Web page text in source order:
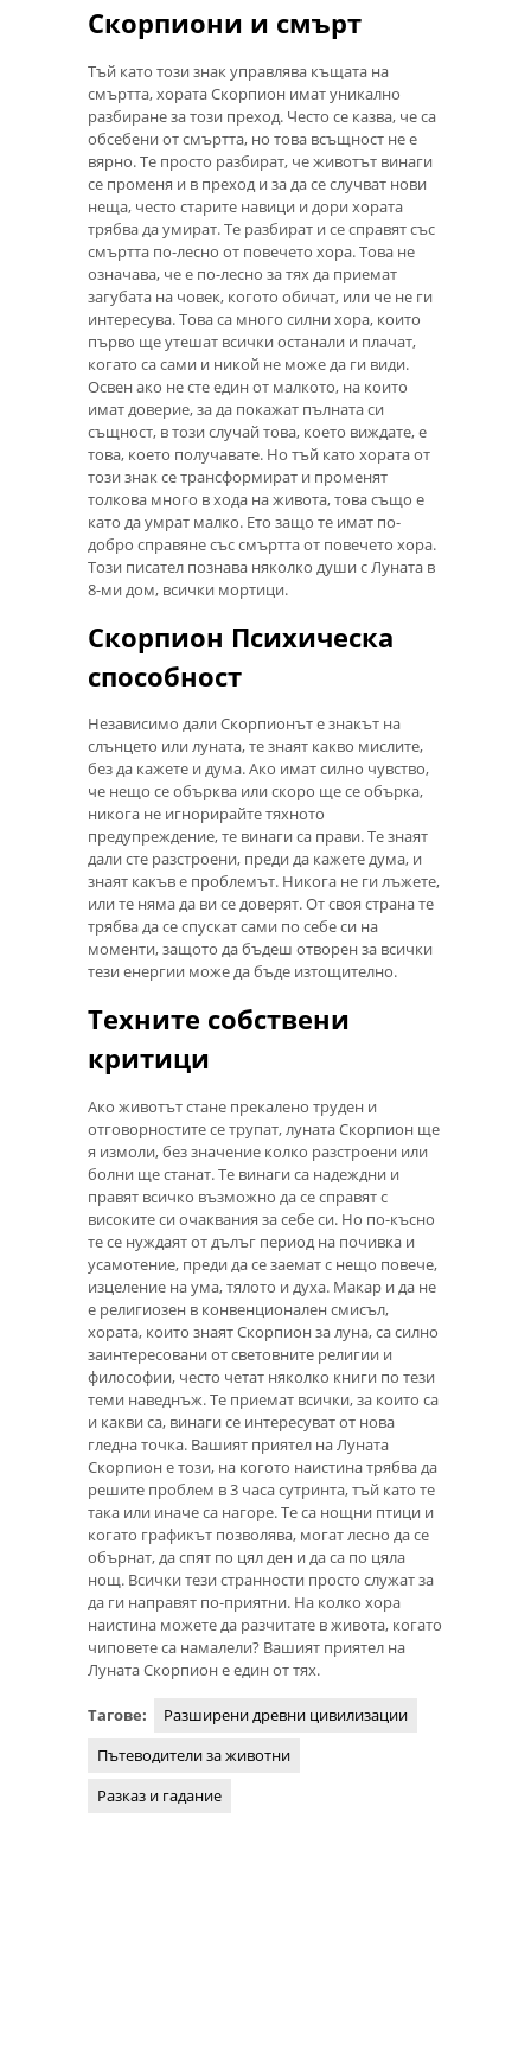
Скорпиони и смърт
Тъй като този знак управлява къщата на
смъртта, хората Скорпион имат уникално
разбиране за този преход. Често се казва, че са
обсебени от смъртта, но това всъщност не е
вярно. Те просто разбират, че животът винаги
се променя и в преход и за да се случват нови
неща, често старите навици и дори хората
трябва да умират. Те разбират и се справят със
смъртта по-лесно от повечето хора. Това не
означава, че е по-лесно за тях да приемат
загубата на човек, когото обичат, или че не ги
интересува. Това са много силни хора, които
първо ще утешат всички останали и плачат,
когато са сами и никой не може да ги види.
Освен ако не сте един от малкото, на които
имат доверие, за да покажат пълната си
същност, в този случай това, което виждате, е
това, което получавате. Но тъй като хората от
този знак се трансформират и променят
толкова много в хода на живота, това също е
като да умрат малко. Ето защо те имат по-
добро справяне със смъртта от повечето хора.
Този писател познава няколко души с Луната в
8-ми дом, всички мортици.
Скорпион Психическа
способност
Независимо дали Скорпионът е знакът на
слънцето или луната, те знаят какво мислите,
без да кажете и дума. Ако имат силно чувство,
че нещо се обърква или скоро ще се обърка,
никога не игнорирайте тяхното
предупреждение, те винаги са прави. Те знаят
дали сте разстроени, преди да кажете дума, и
знаят какъв е проблемът. Никога не ги лъжете,
или те няма да ви се доверят. От своя страна те
трябва да се спускат сами по себе си на
моменти, защото да бъдеш отворен за всички
тези енергии може да бъде изтощително.
Техните собствени
критици
Ако животът стане прекалено труден и
отговорностите се трупат, луната Скорпион ще
я измоли, без значение колко разстроени или
болни ще станат. Те винаги са надеждни и
правят всичко възможно да се справят с
високите си очаквания за себе си. Но по-късно
те се нуждаят от дълъг период на почивка и
усамотение, преди да се заемат с нещо повече,
изцеление на ума, тялото и духа. Макар и да не
е религиозен в конвенционален смисъл,
хората, които знаят Скорпион за луна, са силно
заинтересовани от световните религии и
философии, често четат няколко книги по тези
теми наведнъж. Те приемат всички, за които са
и какви са, винаги се интересуват от нова
гледна точка. Вашият приятел на Луната
Скорпион е този, на когото наистина трябва да
решите проблем в 3 часа сутринта, тъй като те
така или иначе са нагоре. Те са нощни птици и
когато графикът позволява, могат лесно да се
обърнат, да спят по цял ден и да са по цяла
нощ. Всички тези странности просто служат за
да ги направят по-приятни. На колко хора
наистина можете да разчитате в живота, когато
чиповете са намалели? Вашият приятел на
Луната Скорпион е един от тях.
Тагове:
Разширени древни цивилизации
Пътеводители за животни
Разказ и гадание